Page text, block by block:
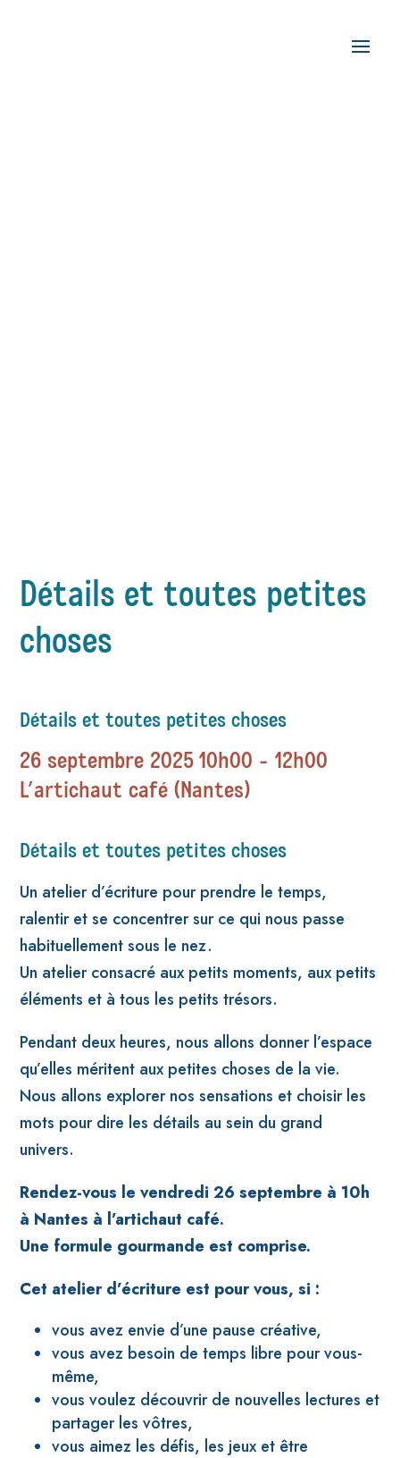
Détails et toutes petites
choses
Détails et toutes petites choses
26 septembre 2025 10h00 - 12h00
L’artichaut café (Nantes)
Détails et toutes petites choses
Un atelier d’écriture pour prendre le temps,
ralentir et se concentrer sur ce qui nous passe
habituellement sous le nez.
Un atelier consacré aux petits moments, aux petits
éléments et à tous les petits trésors.
Pendant deux heures, nous allons donner l’espace
qu’elles méritent aux petites choses de la vie.
Nous allons explorer nos sensations et choisir les
mots pour dire les détails au sein du grand
univers.
Rendez-vous le vendredi 26 septembre à 10h
à Nantes à l’artichaut café.
Une formule gourmande est comprise.
Cet atelier d’écriture est pour vous, si :
vous avez envie d’une pause créative,
vous avez besoin de temps libre pour vous-
même,
vous voulez découvrir de nouvelles lectures et
partager les vôtres,
vous aimez les défis, les jeux et être